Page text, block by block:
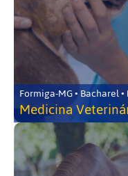
Formiga-MG • Bacharel
Medicina